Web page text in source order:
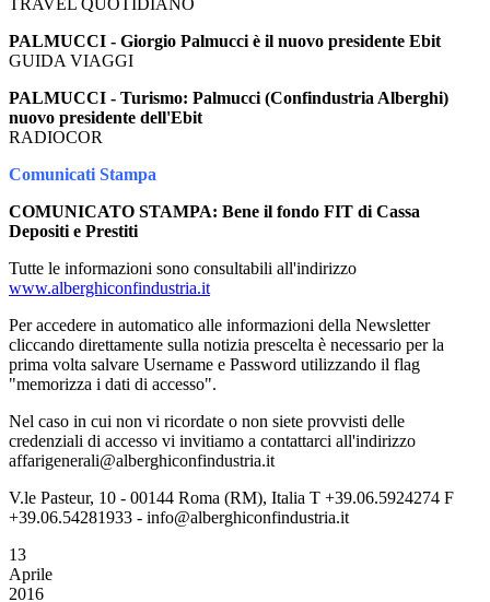
TRAVEL QUOTIDIANO
PALMUCCI - Giorgio Palmucci è il nuovo presidente Ebit
GUIDA VIAGGI
PALMUCCI - Turismo: Palmucci (Confindustria Alberghi)
nuovo presidente dell'Ebit
RADIOCOR
Comunicati Stampa
COMUNICATO STAMPA: Bene il fondo FIT di Cassa
Depositi e Prestiti
Tutte le informazioni sono consultabili all'indirizzo
www.alberghiconfindustria.it
Per accedere in automatico alle informazioni della Newsletter
cliccando direttamente sulla notizia prescelta è necessario per la
prima volta salvare Username e Password utilizzando il flag
"memorizza i dati di accesso".
Nel caso in cui non vi ricordate o non siete provvisti delle
credenziali di accesso vi invitiamo a contattarci all'indirizzo
affarigenerali@alberghiconfindustria.it
V.le Pasteur, 10 - 00144 Roma (RM), Italia T +39.06.5924274 F
+39.06.54281933 - info@alberghiconfindustria.it
13
Aprile
2016